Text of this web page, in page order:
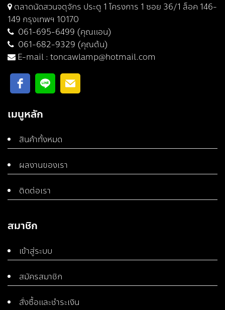
ตลาดนัดสวนจตุจักร ประตู 1 โครงการ 1 ซอย 36/1 ล็อค 146-
149 กรุงเทพฯ 10170
061-695-6499 (คุณแอน)
061-682-9329 (คุณต้น)
E-mail : toncawlamp@hotmail.com
เมนูหลัก
สินค้าทั้งหมด
ผลงานของเรา
ติดต่อเรา
สมาชิก
เข้าสู่ระบบ
สมัครสมาชิก
สั่งซื้อและชำระเงิน